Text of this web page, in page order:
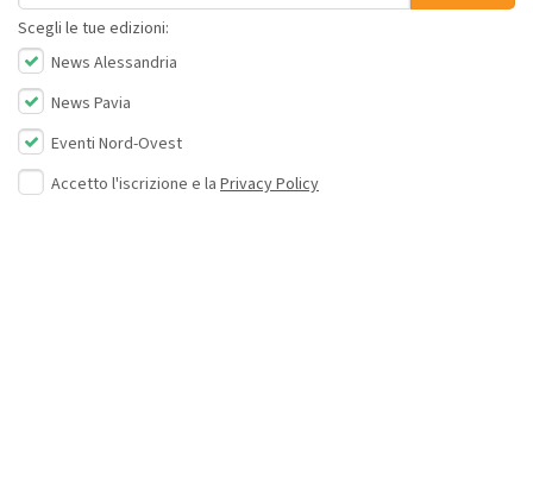
Scegli le tue edizioni:
News Alessandria
News Pavia
Eventi Nord-Ovest
Accetto l'iscrizione e la Privacy Policy